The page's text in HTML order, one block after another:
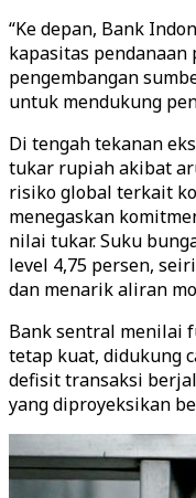
“Ke depan, Bank
kapasitas
pengembangan
untuk mendukung
Di tengah tekanan
tukar rupiah akibat
risiko global terkait
menegaskan
nilai tukar. Suku
level 4,75 persen,
dan menarik aliran
Bank sentral menilai
tetap kuat, didukung
defisit transaksi
yang diproyeksikan